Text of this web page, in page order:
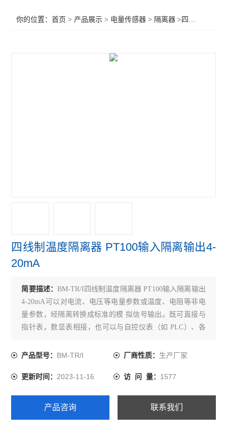
一进二出隔离器
三相四线电量变送器
AKH-0.66系列电流互感器
你的位置：首页 > 产品展示 > 电量传感器 > 隔离器 >四线制温度隔离器 PT100输入隔离输出4-20mA
四线制温度隔离器 PT100输入隔离输出4-
20mA
简要描述： BM-TR/I四线制温度隔离器 PT100输入隔离输出
4-20mA可以对电流、电压等电量参数或温度、电阻等非电
量参数，经隔离转换成标准的模 拟信号输出。既可直接与
指针表，数显表相接，也可以与自控仪表（如 PLC）、各
产品型号： BM-TR/I 厂商性质： 生产厂家
更新时间：2023-11-16 访 问 量： 1577
产品咨询 联系我们